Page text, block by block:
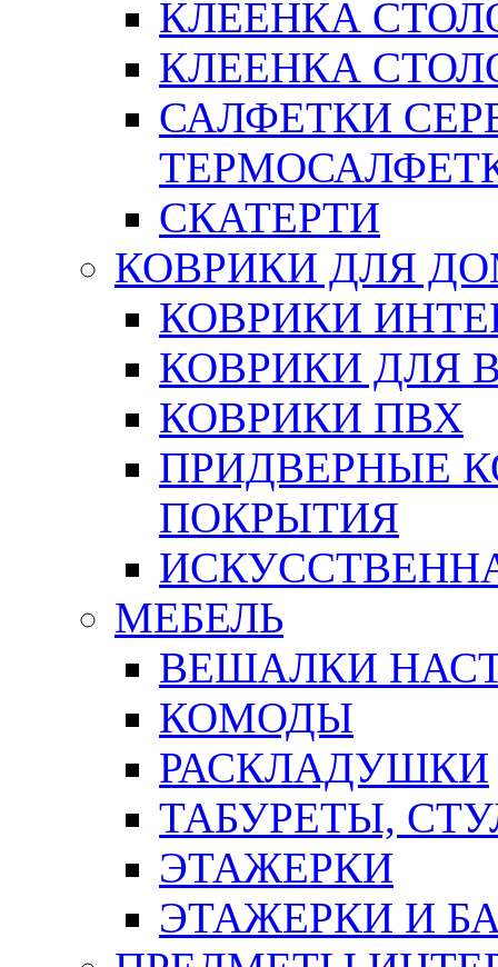
КЛЕЕНКА
КЛЕЕНКА
САЛФЕТКИ
СКАТЕРТИ
КОВРИКИ ДЛЯ
КОВРИКИ
КОВРИКИ ДЛЯ
КОВРИКИ ПВХ
ПРИДВЕРНЫЕ
ПОКРЫТИЯ
МЕБЕЛЬ
ВЕШАЛКИ
КОМОДЫ
РАСКЛАДУШКИ
ТАБУРЕТЫ,
ЭТАЖЕРКИ
ЭТАЖЕРКИ И